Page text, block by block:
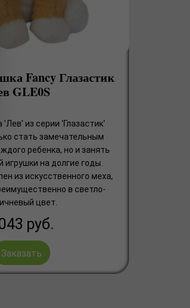
Fancy Глазастик
GLE0S
'Лев' из серии 'Глазастик'
стать замечательным
ребенка, но и занять
на долгие годы.
из искусственного меха,
в светло-
цвет.
руб.
Заказать